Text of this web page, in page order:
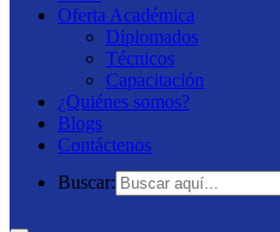
Oferta Académica
Diplomados
Técnicos
Capacitación
¿Quiénes somos?
Blogs
Contáctenos
Buscar: